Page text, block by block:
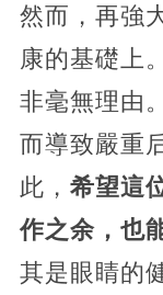
然而，再強
康的基礎上
非毫無理由
而導致嚴重
此， 希望這
作之余，也
其是眼睛的